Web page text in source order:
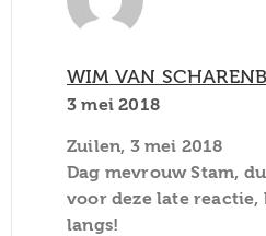
WIM VAN
3 mei 2018
Zuilen, 3 mei 2018
Dag mevrouw Stam,
voor deze late reactie,
langs!